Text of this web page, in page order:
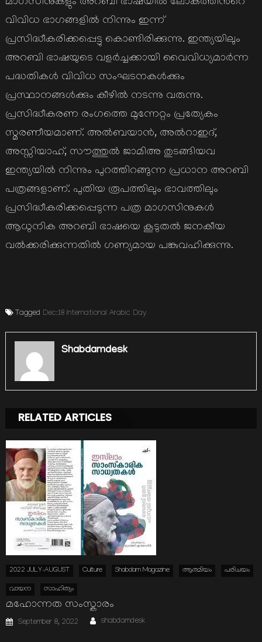
മാഗസിനുകളും അറബി ഭാഷയില്‍ ലോകത്തിന്‍റെ
വിവിധ ഭാഗങ്ങളില്‍ നിന്നും ഇന്ന്
പ്രസിദ്ധീകരിക്കപ്പെട്ടു കൊണ്ടിരിക്കുന്നു. ഇന്ത്യയിലും
അറബി ഭാഷയുടെ വളര്‍ച്ചക്കായി വൈവിധ്യമാര്‍ന്ന
പദ്ധതികള്‍ വിവിധ സംഘടനകള്‍ക്കും
പ്രസ്ഥാനങ്ങള്‍ക്കും കീഴില്‍ നടന്നു വരുന്നു.
പ്രസിദ്ധീകരണ രംഗത്തെ മുന്നേറ്റം പ്രത്യേകം
സ്മരണീയമാണ്. അല്‍ബയാന്‍, അല്‍റാഇദ്,
അസ്സിയാഹ്, സൗത്തുല്‍ ജാമിഅ തുടങ്ങിയവ
ഇന്ത്യയില്‍ നിന്നും പുറത്തിറങ്ങുന്ന പ്രധാന അറബി
പത്രങ്ങളാണ്. പുതിയ രൂപത്തിലും ഭാവത്തിലും
പ്രസിദ്ധീകരിക്കപ്പെടുന്ന പത്ര മാഗസിനുകള്‍
ആധുനിക അറബി ഭാഷയെ കൂടുതല്‍ ജനകീയ
വല്‍ക്കരിക്കുന്നതില്‍ ഗണ്യമായ പങ്കുവഹിക്കുന്നു.
Tagged Dec:18 International Arabic Day
Shabdamdesk
RELATED ARTICLES
2022 JULY-AUGUST Culture Shabdam Magazine ആത്മിയം പരിചയം
വായന സാഹിത്യം
മഹോന്നത സംസ്കാരം
Posted
on
September 8, 2022 Author
shabdamdesk